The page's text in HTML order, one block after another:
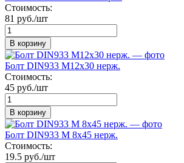
Стоимость:
81 руб./шт
В корзину
Болт DIN933 М12х30 нерж.
Стоимость:
45 руб./шт
В корзину
Болт DIN933 М 8х45 нерж.
Стоимость:
19.5 руб./шт